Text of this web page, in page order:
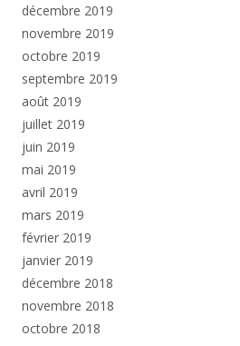
décembre 2019
novembre 2019
octobre 2019
septembre 2019
août 2019
juillet 2019
juin 2019
mai 2019
avril 2019
mars 2019
février 2019
janvier 2019
décembre 2018
novembre 2018
octobre 2018